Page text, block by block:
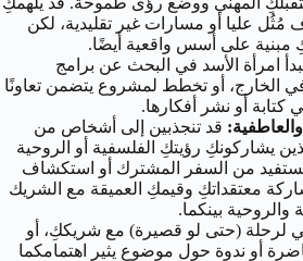
مُثُل عليا أو مسارات غير تقليدية، لكن
على أسس واقعية أيضًا.
امرأة الأسد في البحث عن برامج
الخارج، أو تخطط لمشروع يتضمن تعاونًا
كتابة أو نشر أفكارها.
والعاطفية: قد تنجذبين إلى أشخاص من
يشاركونكِ رؤيتكِ الفلسفية أو الروحية
تستفيد من السفر المشترك أو استكشاف
معتقداتكِ وقيمكِ العميقة مع الشريك
والروحية بينكما.
(حتى لو قصيرة) مع شريككِ، أو
أو ندوة حول موضوع يثير اهتمامكما